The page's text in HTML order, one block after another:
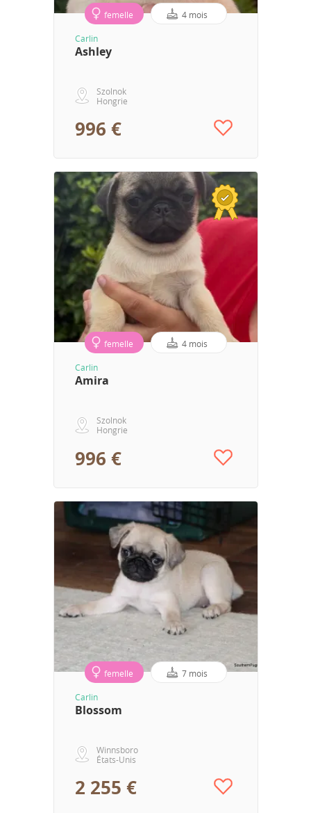
femelle 4 mois
Carlin
Ashley
Szolnok
Hongrie
996 €
femelle 4 mois
Carlin
Amira
Szolnok
Hongrie
996 €
femelle 7 mois
Carlin
Blossom
Winnsboro
États-Unis
2 255 €